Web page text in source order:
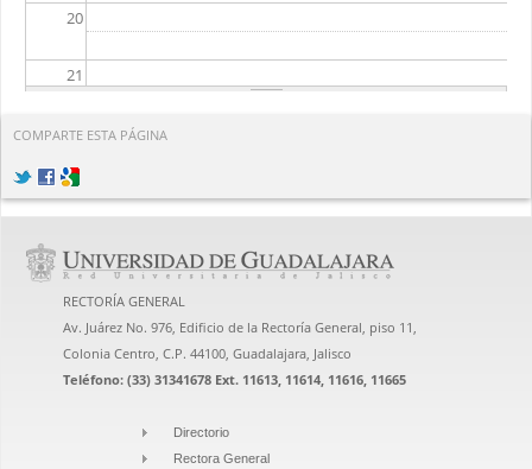
20
21
22
23
COMPARTE ESTA PÁGINA
RECTORÍA GENERAL
Av. Juárez No. 976, Edificio de la Rectoría General, piso 11,
Colonia Centro, C.P. 44100, Guadalajara, Jalisco
Teléfono: (33) 31341678 Ext. 11613, 11614, 11616, 11665
Directorio
Rectora General